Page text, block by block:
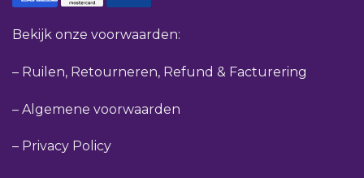
Bekijk onze voorwaarden:
– Ruilen, Retourneren, Refund & Facturering
– Algemene voorwaarden
– Privacy Policy